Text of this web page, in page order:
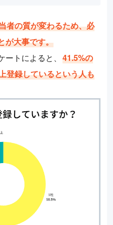
者の質が変わるため、必
が大事です。
トによると、 41.5%の
登録しているという人も